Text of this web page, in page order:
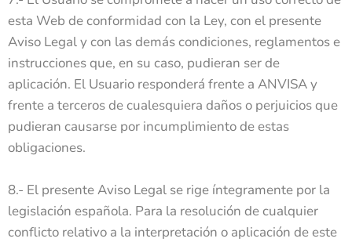
esta Web de conformidad con la Ley, con el presente
Aviso Legal y con las demás condiciones, reglamentos e
instrucciones que, en su caso, pudieran ser de
aplicación. El Usuario responderá frente a ANVISA y
frente a terceros de cualesquiera daños o perjuicios que
pudieran causarse por incumplimiento de estas
obligaciones.
8.- El presente Aviso Legal se rige íntegramente por la
legislación española. Para la resolución de cualquier
conflicto relativo a la interpretación o aplicación de este